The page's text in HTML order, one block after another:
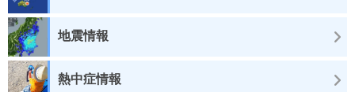
地震情報
熱中症情報